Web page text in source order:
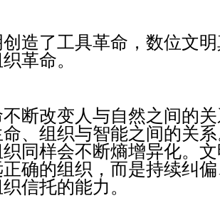
造了工具革命，数位文
革命。
断改变人与自然之间的
、组织与智能之间的关
同样会不断熵增异化。
确的组织，而是持续纠
信托的能力。